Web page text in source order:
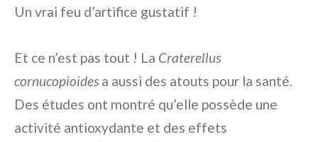
Un vrai feu d’artifice gustatif !
Et ce n’est pas tout ! La Craterellus
cornucopioides a aussi des atouts pour la santé.
Des études ont montré qu’elle possède une
activité antioxydante et des effets